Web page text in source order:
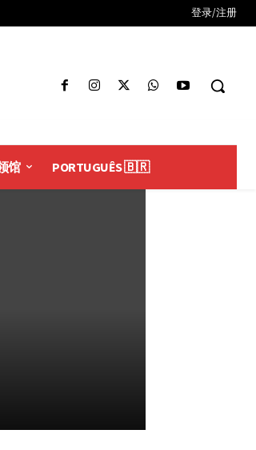
登录/注册
馆 PORTUGUÊS 🇧🇷